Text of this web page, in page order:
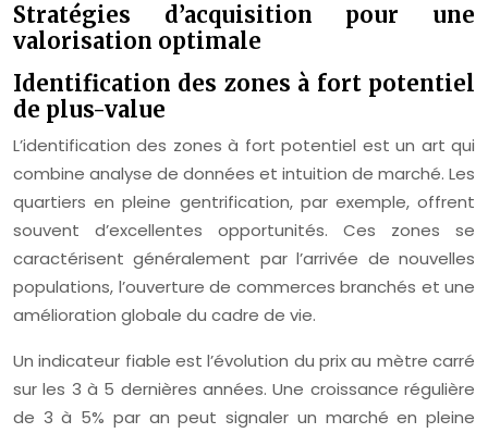
Stratégies d’acquisition pour une
valorisation optimale
Identification des zones à fort potentiel
de plus-value
L’identification des zones à fort potentiel est un art qui
combine analyse de données et intuition de marché. Les
quartiers en pleine gentrification, par exemple, offrent
souvent d’excellentes opportunités. Ces zones se
caractérisent généralement par l’arrivée de nouvelles
populations, l’ouverture de commerces branchés et une
amélioration globale du cadre de vie.
Un indicateur fiable est l’évolution du prix au mètre carré
sur les 3 à 5 dernières années. Une croissance régulière
de 3 à 5% par an peut signaler un marché en pleine